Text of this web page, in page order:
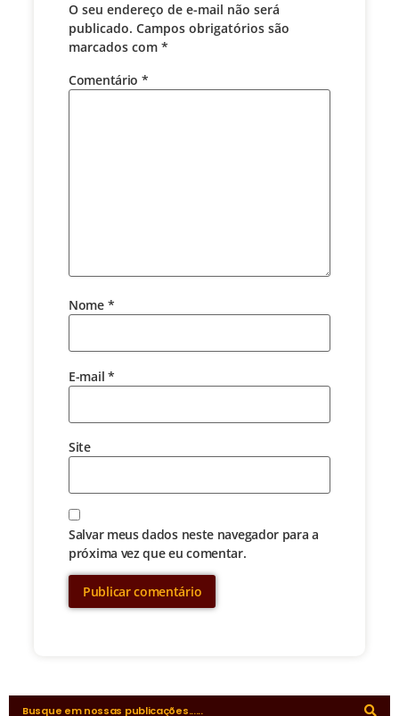
O seu endereço de e-mail não será
publicado. Campos obrigatórios são
marcados com *
Comentário *
Nome *
E-mail *
Site
Salvar meus dados neste navegador para a
próxima vez que eu comentar.